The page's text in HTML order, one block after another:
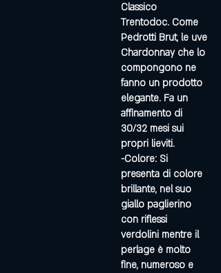
Classico
Trentodoc. Come
Pedrotti Brut, le uve
Chardonnay che lo
compongono ne
fanno un prodotto
elegante. Fa un
affinamento di
30/32 mesi sui
propri lieviti.
-Colore: Si
presenta di colore
brillante, nel suo
giallo paglierino
con riflessi
verdolini mentre il
perlage è molto
fine, numeroso e